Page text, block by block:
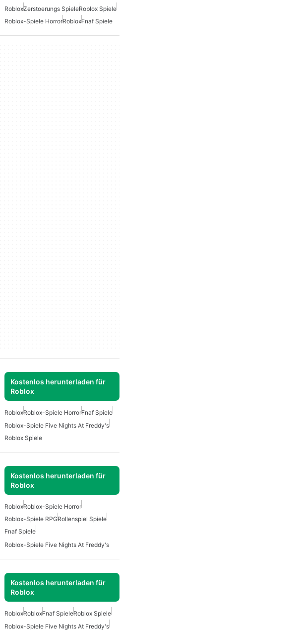
RobloxZerstoerungs SpieleRoblox Spiele
Roblox-Spiele HorrorRobloxFnaf Spiele
Kostenlos herunterladen für
Roblox
RobloxRoblox-Spiele HorrorFnaf Spiele
Roblox-Spiele Five Nights At Freddy's
Roblox Spiele
Kostenlos herunterladen für
Roblox
RobloxRoblox-Spiele Horror
Roblox-Spiele RPGRollenspiel Spiele
Fnaf Spiele
Roblox-Spiele Five Nights At Freddy's
Kostenlos herunterladen für
Roblox
RobloxRobloxFnaf SpieleRoblox Spiele
Roblox-Spiele Five Nights At Freddy's